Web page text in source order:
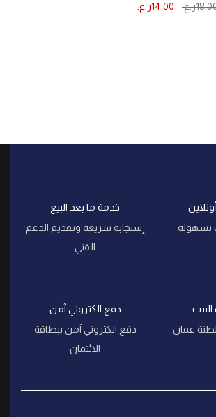
ر.ع. 14.00ر.ع.
بسهولة
خدمة ما بعد البيع
إستجابة سريعة وتقديم الدعم
الفني
عمان
دفع الكتروني آمن
دفع الكتروني آمن ببطاقة
الائتمان